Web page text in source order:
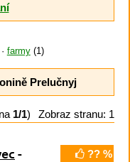
farmy(1)
Prelučnyj
1/1) Zobraz stranu: 1
?? %
-